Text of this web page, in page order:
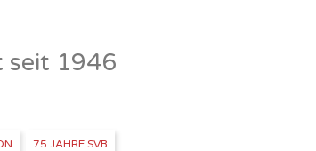
seit 1946
75 JAHRE SVB